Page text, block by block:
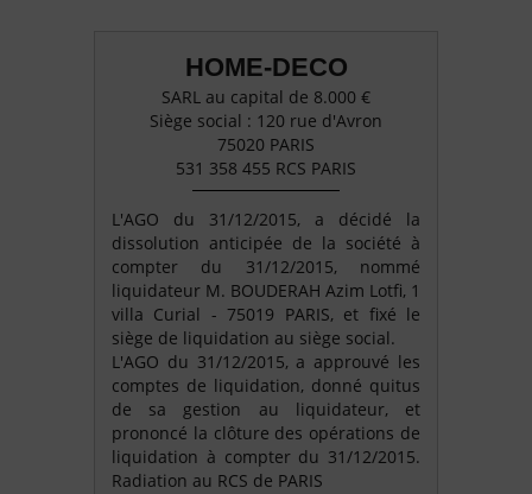
HOME-DECO
SARL au capital de 8.000 €
Siège social : 120 rue d'Avron
75020 PARIS
531 358 455 RCS PARIS
L'AGO du 31/12/2015, a décidé la
dissolution anticipée de la société à
compter du 31/12/2015, nommé
liquidateur M. BOUDERAH Azim Lotfi, 1
villa Curial - 75019 PARIS, et fixé le
siège de liquidation au siège social.
L'AGO du 31/12/2015, a approuvé les
comptes de liquidation, donné quitus
de sa gestion au liquidateur, et
prononcé la clôture des opérations de
liquidation à compter du 31/12/2015.
Radiation au RCS de PARIS